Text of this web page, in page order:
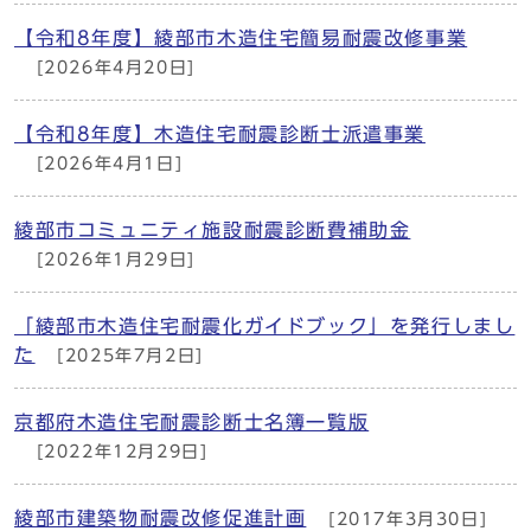
【令和8年度】綾部市木造住宅簡易耐震改修事業
[2026年4月20日]
【令和8年度】木造住宅耐震診断士派遣事業
[2026年4月1日]
綾部市コミュニティ施設耐震診断費補助金
[2026年1月29日]
「綾部市木造住宅耐震化ガイドブック」を発行しまし
た
[2025年7月2日]
京都府木造住宅耐震診断士名簿一覧版
[2022年12月29日]
綾部市建築物耐震改修促進計画 [2017年3月30日]